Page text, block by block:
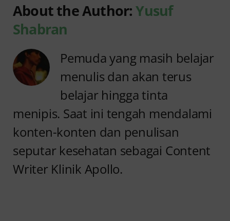
About the Author:Yusuf
Shabran
Pemuda yang masih belajar
menulis dan akan terus
belajar hingga tinta
menipis. Saat ini tengah mendalami
konten-konten dan penulisan
seputar kesehatan sebagai Content
Writer Klinik Apollo.